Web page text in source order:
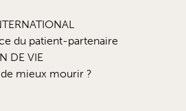
du patient-partenaire
DE VIE
de mieux mourir ?